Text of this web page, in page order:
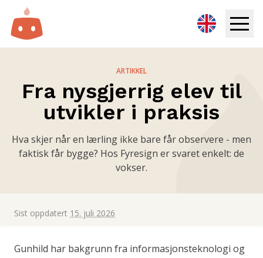
Løsninger
Priser
Prøv gratis
ARTIKKEL
Fra nysgjerrig elev til
utvikler i praksis
Hva skjer når en lærling ikke bare får observere - men
faktisk får bygge? Hos Fyresign er svaret enkelt: de
vokser.
Sist oppdatert 15. juli 2026
Gunhild har bakgrunn fra informasjonsteknologi og